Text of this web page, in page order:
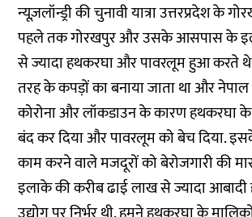
न्यूज़लॉन्ड्री की चुनावी यात्रा उत्तरप्रदेश के
पहले तक गोरखपुर और उसके आसपास के
से ज्यादा हथकरघा और पावरलूम हुआ करते
तरह के कपड़ों का बनाया जाता था और नेपाल
कोरोना और लॉकडाउन के कारण हथकरघा के
बंद कर दिया और पावरलूम को बेच दिया.
काम करने वाले मजदूरों को बेरोजगारी की
इलाके की करीब ढाई लाख से ज्यादा